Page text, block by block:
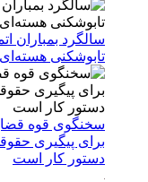
سالگرد بمباران
تابوشکنی
سخنگوی قوه
برای پیگیری
دستور کار است